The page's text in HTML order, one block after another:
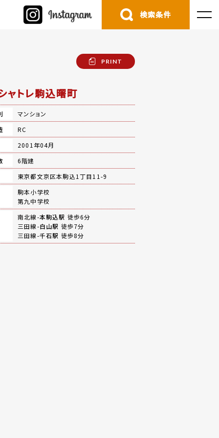
検索条件
PRINT
ャトレ駒込曙町
マンション
RC
2001年04月
6階建
東京都文京区本駒込1丁目11-9
駒本小学校
第九中学校
南北線-本駒込駅 徒歩6分
三田線-白山駅 徒歩7分
三田線-千石駅 徒歩8分